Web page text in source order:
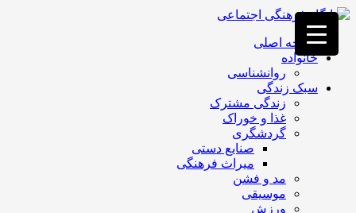
فصد
خون
غرب
تهران
خشکشویی
تصفیه
صفحه اصلی
خانواده
روانشناسی
سبک زندگی
زندگی مشترک
غذا و خوراک
گردشگری
صنایع دستی
میراث فرهنگی
مد و فشن
موسیقی
ورزش